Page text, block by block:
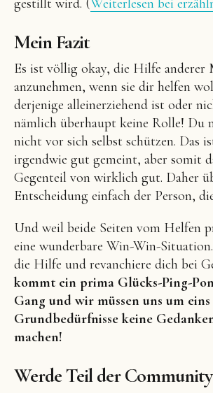
gestillt wird. (Weiterlesen bei
Mein Fazit
Es ist völlig okay, die Hilfe anderer
anzunehmen, wenn sie dir helfen
derjenige alleinerziehend ist oder
nämlich überhaupt keine Rolle! Du
nicht vor sich selbst schützen. Das
irgendwie gut gemeint, aber somit
Gegenteil von wirklich gut. Daher
Entscheidung einfach der Person,
Und weil beide Seiten vom Helfen
eine wunderbare Win-Win-
die Hilfe und revanchiere dich bei
kommt ein prima Glücks-Ping-
Gang und wir müssen uns um
Grundbedürfnisse keine
machen!
Werde Teil der Community